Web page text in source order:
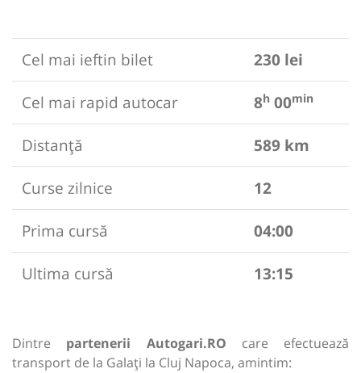
Cel mai ieftin bilet
230 lei
Cel mai rapid autocar
8h 00min
Distanță
589 km
Curse zilnice
12
Prima cursă
04:00
Ultima cursă
13:15
Dintre partenerii Autogari.RO care efectuează
transport de la Galați la Cluj Napoca, amintim: